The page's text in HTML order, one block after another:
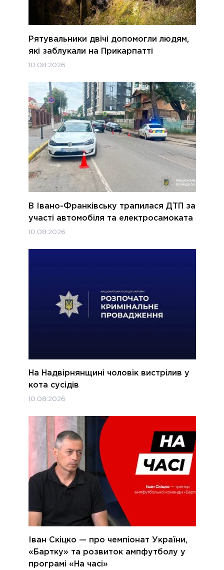
Рятувальники двічі допомогли людям,
які заблукали на Прикарпатті
10.08.2026
В Івано-Франківську трапилася ДТП за
участі автомобіля та електросамоката
10.08.2026
На Надвірнянщині чоловік вистрілив у
кота сусідів
10.08.2026
Іван Скіцко — про чемпіонат України,
«Бартку» та розвиток ампфутболу у
програмі «На часі»